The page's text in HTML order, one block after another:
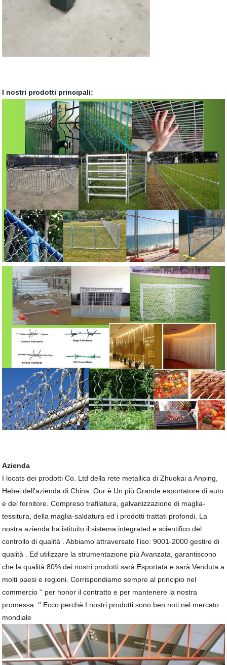
I nostri prodotti principali:
Azienda
I locats dei prodotti Co. Ltd della rete metallica di Zhuokai a Anping,
Hebei dell'azienda di China. Our è Un più Grande esportatore di auto
e del fornitore. Compreso trafilatura, galvanizzazione di maglia-
tessitura, della maglia-saldatura ed i prodotti trattati profondi. La
nostra azienda ha istituito il sistema integrated e scientifico del
controllo di qualità . Abbiamo attraversato l'iso: 9001-2000 gestire di
qualità . Ed utilizzare la strumentazione più Avanzata, garantiscono
che la qualità 80% dei nostri prodotti sarà Esportata e sarà Venduta a
molti paesi e regioni. Corrispondiamo sempre al principio nel
commercio '' per honor il contratto e per mantenere la nostra
promessa. '' Ecco perchè I nostri prodotti sono ben noti nel mercato
mondiale